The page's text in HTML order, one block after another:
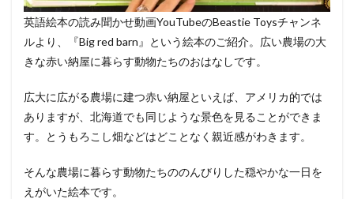
英語絵本の読み聞かせ動画YouTubeのBeastie Toysチャンネ
ルより、『Big red barn』という絵本のご紹介。広い農場の大
きな赤い納屋に暮らす動物たちのおはなしです。
広大に広がる農場に建つ赤い納屋といえば、アメリカ的では
ありますが、北海道でも同じような景色を見ることができま
す。とうもろこし畑などはどことなく親近感がわきます。
そんな農場に暮らす動物たちののんびりした穏やかな一日を
えがいた絵本です。